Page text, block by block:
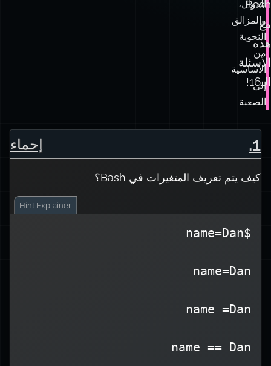
Bash
مع
هذه
الأسئلة
الـ16!
الدوال،
والمزالق
النحوية
من
الأساسية
إلى
الصعبة.
1
. إحماء
كيف يتم تعريف المتغيرات في Bash؟
Hint Explainer
$name=Dan
name=Dan
name =Dan
name == Dan
. على سبيل المثال: